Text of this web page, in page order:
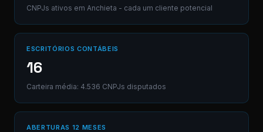
CNPJs ativos em Anchieta - cada um cliente potencial
ESCRITÓRIOS CONTÁBEIS
16
Carteira média: 4.536 CNPJs disputados
ABERTURAS 12 MESES